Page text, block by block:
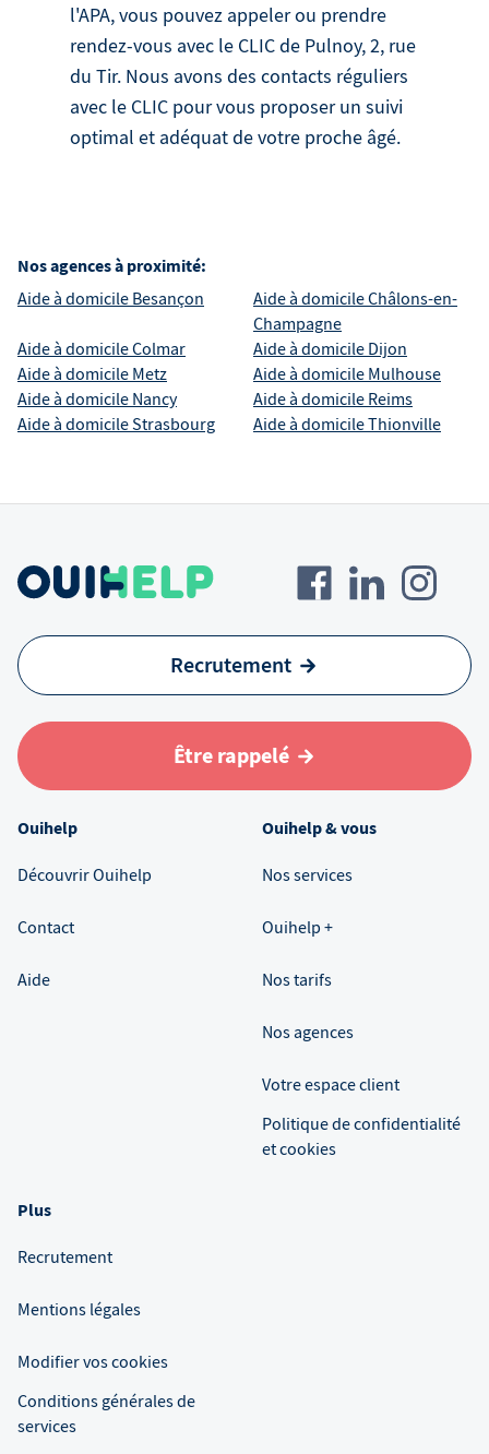
l'APA, vous pouvez appeler ou prendre
rendez-vous avec le CLIC de Pulnoy, 2, rue
du Tir. Nous avons des contacts réguliers
avec le CLIC pour vous proposer un suivi
optimal et adéquat de votre proche âgé.
Nos agences à proximité:
Aide à domicile Besançon Aide à domicileChâlons-en-
Champagne
Aide à domicileColmar Aide à domicile Dijon
Aide à domicile Metz Aide à domicile Mulhouse
Aide à domicile Nancy Aide à domicile Reims
Aide à domicileStrasbourg Aide à domicileThionville
Recrutement
Être rappelé
Ouihelp
Découvrir Ouihelp
Contact
Aide
Ouihelp & vous
Nos services
Ouihelp +
Nos tarifs
Nos agences
Votre espace client
Politique de confidentialité
et cookies
Plus
Recrutement
Mentions légales
Modifier vos cookies
Conditions générales de
services